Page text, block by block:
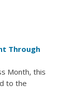
Through
Month, this
to the